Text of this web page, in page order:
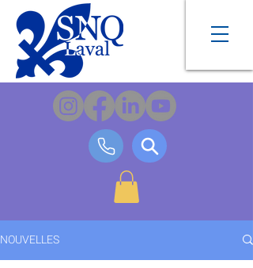
NOUVELLES